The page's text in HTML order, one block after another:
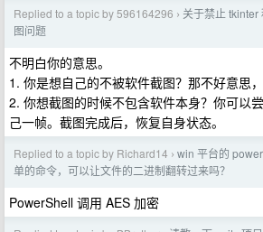
Replied to a topic by 596164296 › 关于禁止 tkinter
图问题
不明白你的意思。
1. 你是想自己的不被软件截图？那不好意思
2. 你想截图的时候不包含软件本身？你可以
己一帧。截图完成后，恢复自身状态。
Replied to a topic by Richard14 › win 平台的
单的命令，可以让文件的二进制翻转过来吗？
PowerShell 调用 AES 加密